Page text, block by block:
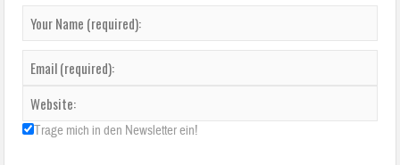
Trage mich in den Newsletter ein!